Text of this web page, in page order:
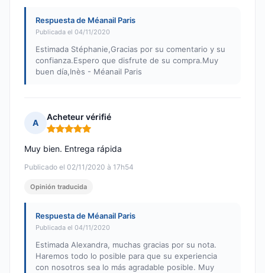
Respuesta de Méanail Paris
Publicada el 04/11/2020
Estimada Stéphanie,Gracias por su comentario y su
confianza.Espero que disfrute de su compra.Muy
buen día,Inès - Méanail Paris
A
Acheteur vérifié
Nota: 5 de 5
Publicado el 02/11/2020 à 17h54
Muy bien. Entrega rápida
Opinión traducida
Respuesta de Méanail Paris
Publicada el 04/11/2020
Estimada Alexandra, muchas gracias por su nota.
Haremos todo lo posible para que su experiencia
con nosotros sea lo más agradable posible. Muy